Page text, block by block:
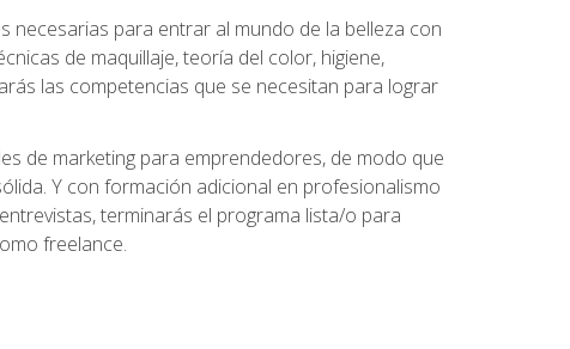
necesarias para entrar al mundo de la belleza con
de maquillaje, teoría del color, higiene,
las competencias que se necesitan para lograr
de marketing para emprendedores, de modo que
Y con formación adicional en profesionalismo
terminarás el programa lista/o para
freelance.